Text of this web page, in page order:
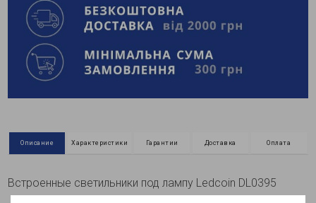
Описание Характеристики Гарантии Доставка Оплата
Встроенные светильники под лампу Ledcoin DL0395